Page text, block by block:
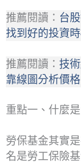
推薦閱讀： 台
找到好的投資
推薦閱讀： 技
靠線圖分析價格
重點一、什麼
勞保基金其實
名是勞工保險